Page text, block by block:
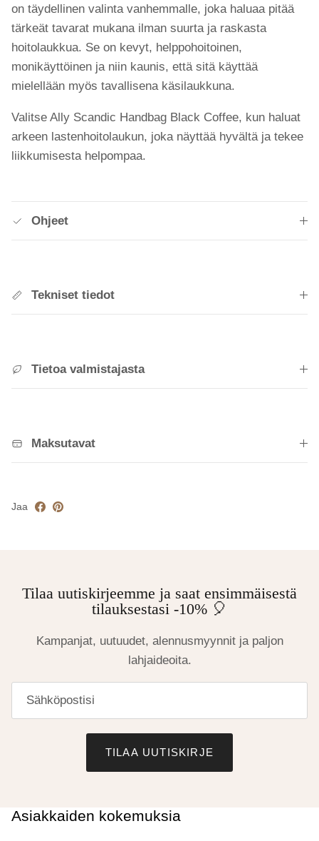
on täydellinen valinta vanhemmalle, joka haluaa pitää
tärkeät tavarat mukana ilman suurta ja raskasta
hoitolaukkua. Se on kevyt, helppohoitoinen,
monikäyttöinen ja niin kaunis, että sitä käyttää
mielellään myös tavallisena käsilaukkuna.
Valitse Ally Scandic Handbag Black Coffee, kun haluat
arkeen lastenhoitolaukun, joka näyttää hyvältä ja tekee
liikkumisesta helpompaa.
Ohjeet
Tekniset tiedot
Tietoa valmistajasta
Maksutavat
Jaa
Tilaa uutiskirjeemme ja saat ensimmäisestä
tilauksestasi -10% 🎈
Kampanjat, uutuudet, alennusmyynnit ja paljon
lahjaideoita.
TILAA UUTISKIRJE
Asiakkaiden kokemuksia